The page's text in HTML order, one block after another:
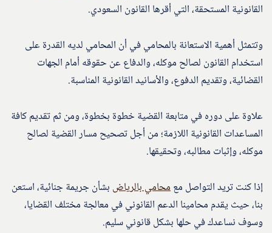
القانونية المستحقة، التي أقرها القانون السعودي.
وتتمثل أهمية الاستعانة بالمحامي في أن المحامي لديه القدرة على
استخدام القانون لصالح موكله، والدفاع عن حقوقه أمام الجهات
القضائية، وتقديم الدفوع، والأسانيد القانونية المناسبة.
علاوة على دوره في متابعة القضية خطوة بخطوة، ومن ثم تقديم كافة
المساعدات القانونية اللازمة؛ من أجل تصحيح مسار القضية لصالح
موكله، وإثبات مطالبه، وتحقيقها.
إذا كنت تريد التواصل معمحامي بالرياض بشأن جريمة جنائية، استعن
بنا، حيث يقدم محامينا الدعم القانوني في معالجة مختلف القضايا،
وسوف نساعدك في حلها بشكل قانوني سليم.